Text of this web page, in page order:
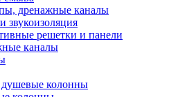
дренажные каналы
звукоизоляция
решетки и панели
каналы
колонны